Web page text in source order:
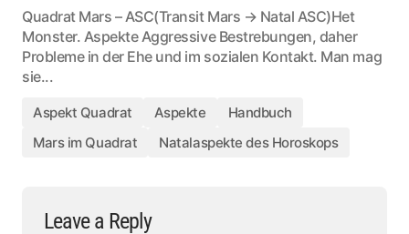
Quadrat Mars – ASC(Transit Mars → Natal ASC)Het
Monster. Aspekte Aggressive Bestrebungen, daher
Probleme in der Ehe und im sozialen Kontakt. Man mag
sie...
Aspekt Quadrat Aspekte
Handbuch
Mars im Quadrat
Natalaspekte des Horoskops
Leave a Reply